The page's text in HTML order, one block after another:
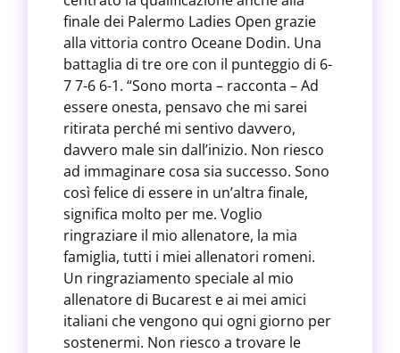
finale dei Palermo Ladies Open grazie
alla vittoria contro Oceane Dodin. Una
battaglia di tre ore con il punteggio di 6-
7 7-6 6-1. “Sono morta – racconta – Ad
essere onesta, pensavo che mi sarei
ritirata perché mi sentivo davvero,
davvero male sin dall’inizio. Non riesco
ad immaginare cosa sia successo. Sono
così felice di essere in un’altra finale,
significa molto per me. Voglio
ringraziare il mio allenatore, la mia
famiglia, tutti i miei allenatori romeni.
Un ringraziamento speciale al mio
allenatore di Bucarest e ai mei amici
italiani che vengono qui ogni giorno per
sostenermi. Non riesco a trovare le